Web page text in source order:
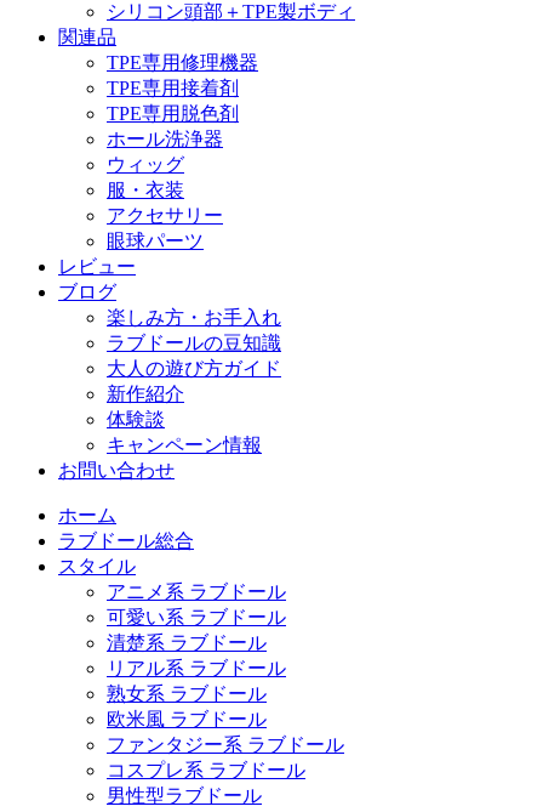
シリコン頭部＋TPE製ボディ
関連品
TPE専用修理機器
TPE専用接着剤
TPE専用脱色剤
ホール洗浄器
ウィッグ
服・衣装
アクセサリー
眼球パーツ
レビュー
ブログ
楽しみ方・お手入れ
ラブドールの豆知識
大人の遊び方ガイド
新作紹介
体験談
キャンペーン情報
お問い合わせ
ホーム
ラブドール総合
スタイル
アニメ系 ラブドール
可愛い系 ラブドール
清楚系 ラブドール
リアル系 ラブドール
熟女系 ラブドール
欧米風 ラブドール
ファンタジー系 ラブドール
コスプレ系 ラブドール
男性型ラブドール